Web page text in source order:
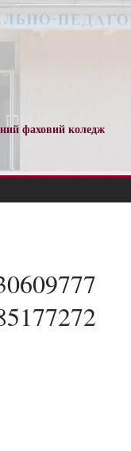
фаховий коледж